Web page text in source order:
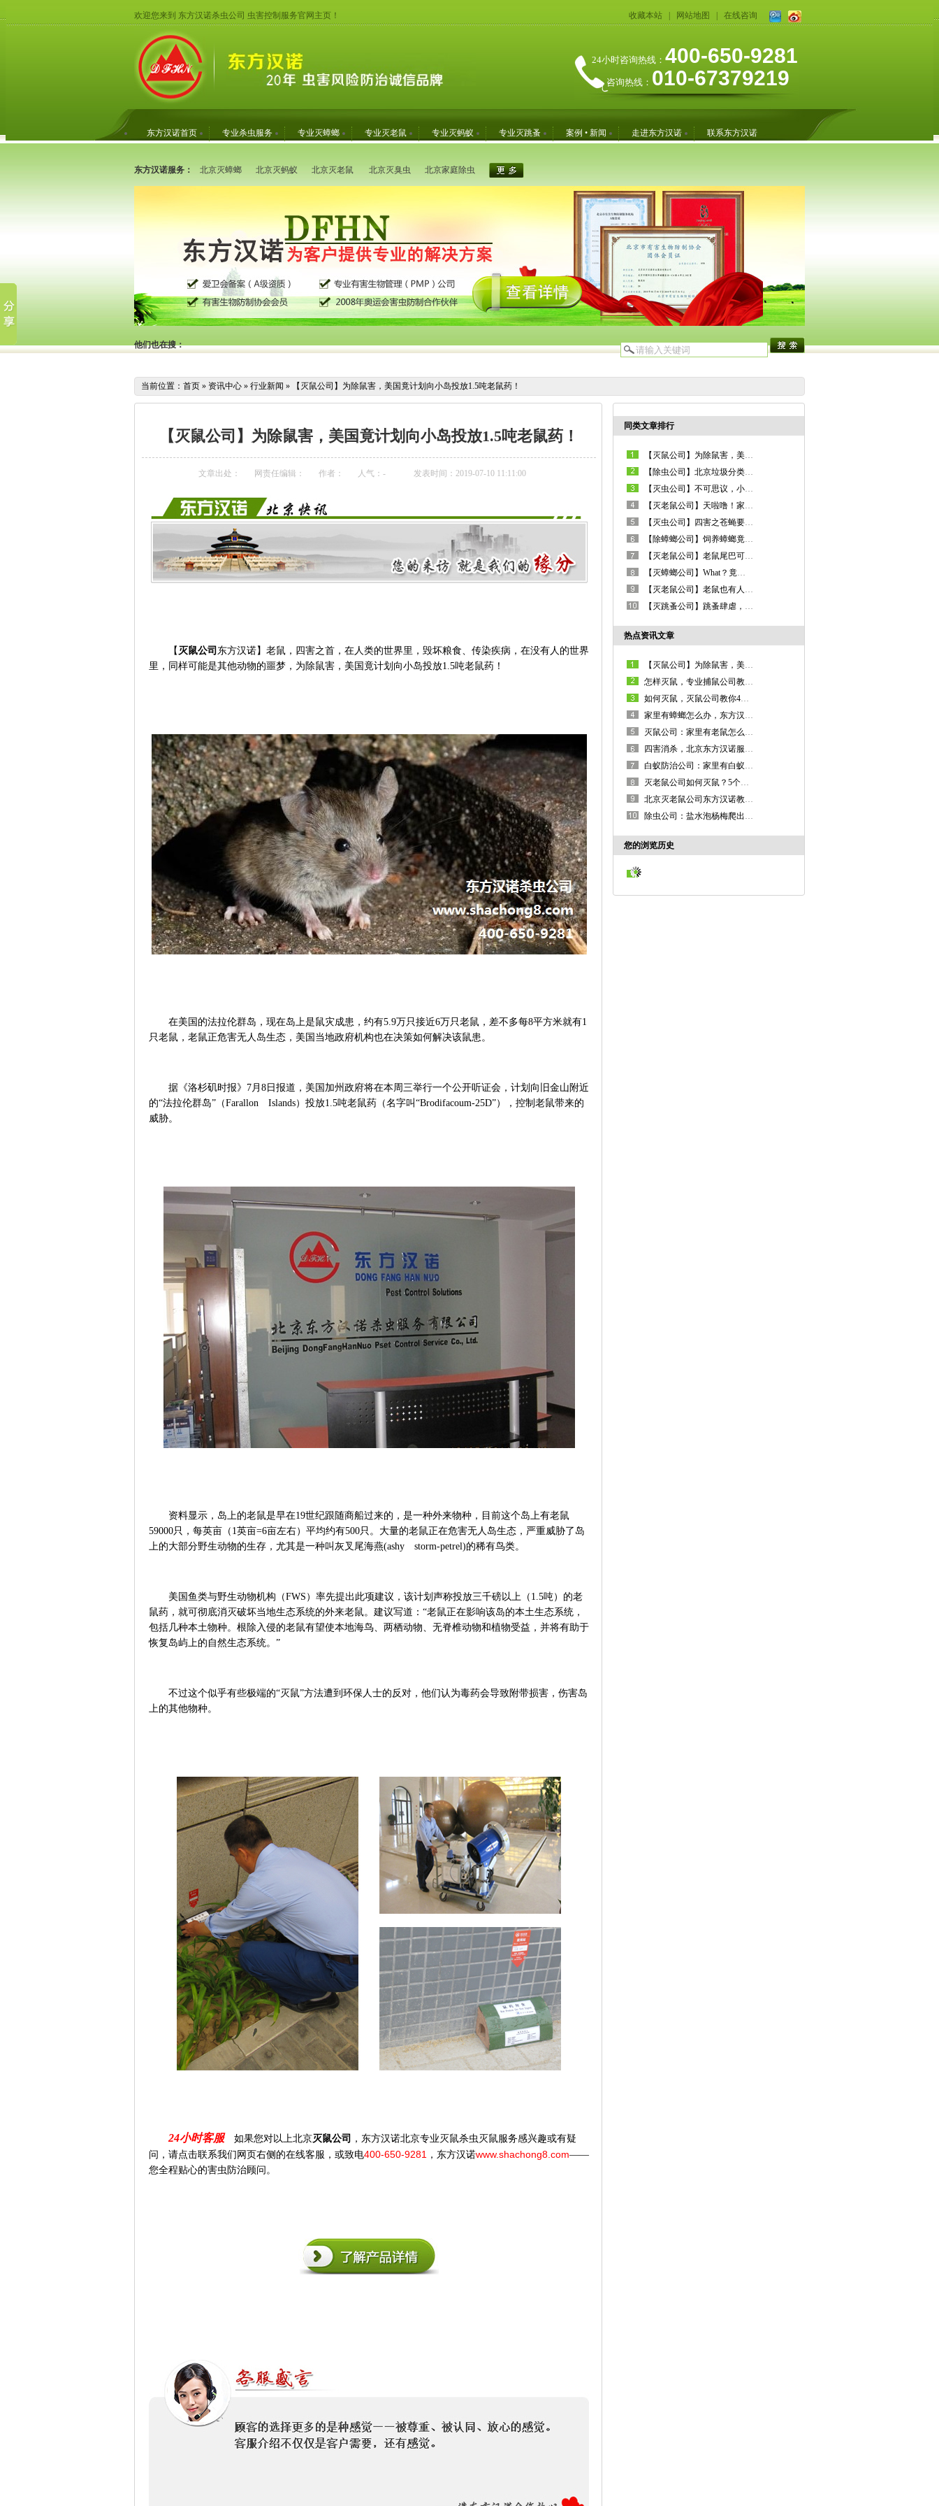
欢迎您来到 东方汉诺杀虫公司 虫害控制服务官网主页！ 收藏本站 网站地图 在线咨询
24小时咨询热线： 400-650-9281
咨询热线： 010-67379219
东方汉诺首页 专业杀虫服务 专业灭蟑螂 专业灭老鼠 专业灭蚂蚁 专业灭跳蚤 案例 • 新闻 走进东方汉诺 联系东方汉诺
东方汉诺服务： 北京灭蟑螂 北京灭蚂蚁 北京灭老鼠 北京灭臭虫 北京家庭除虫
他们也在搜：
当前位置： 首页 » 资讯中心 » 行业新闻 » 【灭鼠公司】为除鼠害，美国竟计划向小岛投放1.5吨老鼠药！
【灭鼠公司】为除鼠害，美国竟计划向小岛投放1.5吨老鼠药！
文章出处： 网责任编辑： 作者： 人气： - 发表时间：2019-07-10 11:11:00
【 灭鼠公司 东方汉诺】老鼠，四害之首，在人类的世界里，毁坏粮食、传染疾病，在没有人的世界
里，同样可能是其他动物的噩梦，为除鼠害，美国竟计划向小岛投放1.5吨老鼠药！
在美国的法拉伦群岛，现在岛上是鼠灾成患，约有5.9万只接近6万只老鼠，差不多每8平方米就有1
只老鼠，老鼠正危害无人岛生态，美国当地政府机构也在决策如何解决该鼠患。
据《洛杉矶时报》 7 月 8日报道，美国加州政府将在本周三举行一个公开听证会，计划向旧金山附近
的“法拉伦群岛”（Farallon Islands）投放1.5吨老鼠药（名字叫“Brodifacoum-25D”），控制老鼠带来的
威胁。
资料显示，岛上的老鼠是早在19世纪跟随商船过来的，是一种外来物种，目前这个岛上有老鼠
59000只，每英亩（ 1英亩=6亩左右）平均约有500只。大量的老鼠正在危害无人岛生态，严重威胁了岛
上的大部分野生动物的生存，尤其是一种叫灰叉尾海燕(ashy storm-petrel)的稀有鸟类。
美国鱼类与野生动物机构（FWS ）率先提出此项建议，该计划声称投放三千磅以上（ 1.5吨）的老
鼠药，就可彻底消灭破坏当地生态系统的外来老鼠。建议写道：“老鼠正在影响该岛的本土生态系统，
包括几种本土物种。根除入侵的老鼠有望使本地海鸟、两栖动物、无脊椎动物和植物受益，并将有助于
恢复岛屿上的自然生态系统。”
不过这个似乎有些极端的“灭鼠”方法遭到环保人士的反对，他们认为毒药会导致附带损害，伤害岛
上的其他物种。
24小时客服 如果您对以上北京灭鼠公司 ，东方汉诺北京专业灭鼠杀虫灭鼠服务感兴趣或有疑
问 ，请点击联系我们网页右侧的在线客服， 或致电400-650-9281 ， 东方汉诺www.shachong8.com——
您全程贴心的害虫防治顾问。
同类文章排行
【灭鼠公司】为除鼠害，美国竟计划向小岛投放1.5吨老鼠药！
【除虫公司】北京垃圾分类：蟑螂、老鼠、苍蝇的强力粘是什么垃圾？
【灭虫公司】不可思议，小小蚊子竟然是这场车祸的罪魁祸首！
【灭老鼠公司】天啦噜！家中突然燃气爆炸，凶手竟是老鼠！
【灭虫公司】四害之苍蝇要进境？数千只苍蝇在安徽被截获！
【除蟑螂公司】饲养蟑螂竟然是全新的生财之道？！
【灭老鼠公司】老鼠尾巴可以高价卖钱，这是真的吗？
【灭蟑螂公司】What？竟有人不希望蟑螂从地球上消失！
【灭老鼠公司】老鼠也有人养？特种“老鼠”，一只价值竟百元！
【灭跳蚤公司】跳蚤肆虐，巴黎一警局被迫关门
热点资讯文章
【灭鼠公司】为除鼠害，美国竟计划向小岛投放1.5吨老鼠药！
怎样灭鼠，专业捕鼠公司教你用粘鼠板灭鼠的正确打开方式！
如何灭鼠，灭鼠公司教你4种常见的物理灭鼠方法
家里有蟑螂怎么办，东方汉诺2次作业即可完全消灭蟑螂！
灭鼠公司：家里有老鼠怎么办？只需3招即可“瓮中捉鳖”！
四害消杀，北京东方汉诺服务各行各业、各种场所！
白蚁防治公司：家里有白蚁出现，意味着什么？
灭老鼠公司如何灭鼠？5个方法教你真正灭鼠好方法
北京灭老鼠公司东方汉诺教你怎样提高捕鼠概率！
除虫公司：盐水泡杨梅爬出小白虫？果蝇幼虫对人体有害吗？
您的浏览历史